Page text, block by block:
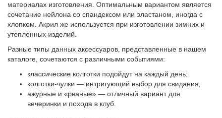
материалах изготовления. Оптимальным вариантом является
сочетание нейлона со спандексом или эластаном, иногда с
хлопком. Акрил же используется при изготовлении зимних и
утепленных изделий.
Разные типы данных аксессуаров, представленные в нашем
каталоге, сочетаются с различными событиями:
классические колготки подойдут на каждый день;
колготки-чулки — интригующий выбор для свидания;
ажурные и «рваные» — отличный вариант для
вечеринки и похода в клуб.